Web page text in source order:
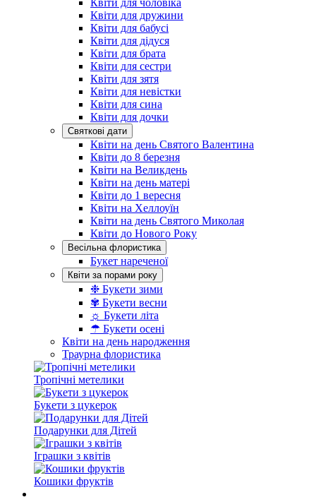
Квіти для чоловіка
Квіти для дружини
Квіти для бабусі
Квіти для дідуся
Квіти для брата
Квіти для сестри
Квіти для зятя
Квіти для невістки
Квіти для сина
Квіти для дочки
Святкові дати
Квіти на день Святого Валентина
Квіти до 8 березня
Квіти на Великдень
Квіти на день матері
Квіти до 1 вересня
Квіти на Хеллоуїн
Квіти на день Святого Миколая
Квіти до Нового Року
Весільна флористика
Букет нареченої
Квіти за порами року
❉ Букети зими
✾ Букети весни
☼ Букети літа
☂ Букети осені
Квіти на день народження
Траурна флористика
Тропічні метелики
Букети з цукерок
Подарунки для Дітей
Іграшки з квітів
Кошики фруктів